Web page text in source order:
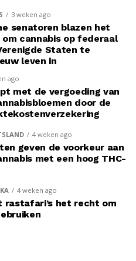
3 weken ago
senatoren blazen het
cannabis op federaal
Staten te
leven in
ago
met de vergoeding van
door de
4 weken ago
geven de voorkeur aan
met een hoog THC-
4 weken ago
rastafari’s het recht om